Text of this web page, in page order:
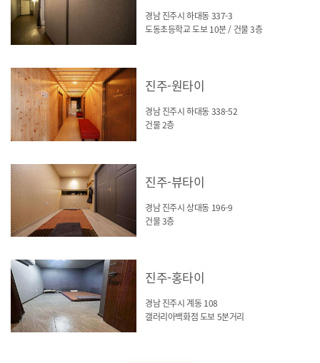
경남 진주시 하대동 337-3
도동초등학교 도보 10분 / 건물 3층
진주-원타이
경남 진주시 하대동 338-52
건물 2층
진주-뷰타이
경남 진주시 상대동 196-9
건물 3층
진주-홍타이
경남 진주시 계동 108
갤러리아백화점 도보 5분거리